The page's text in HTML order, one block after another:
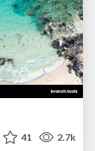
41 2.7k